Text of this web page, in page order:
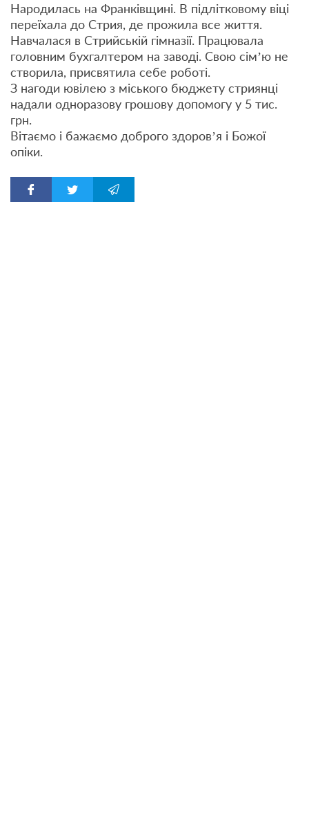
Народилась на Франківщині. В підлітковому віці
переїхала до Стрия, де прожила все життя.
Навчалася в Стрийській гімназії. Працювала
головним бухгалтером на заводі. Свою сім’ю не
створила, присвятила себе роботі.
З нагоди ювілею з міського бюджету стриянці
надали одноразову грошову допомогу у 5 тис.
грн.
Вітаємо і бажаємо доброго здоров’я і Божої
опіки.